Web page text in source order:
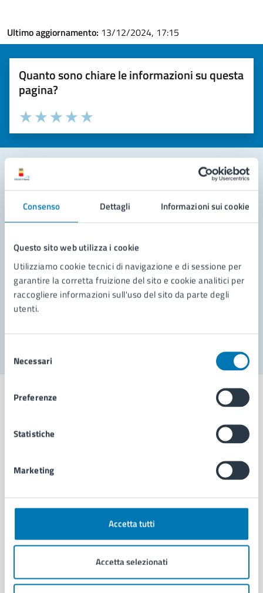
Consenso Dettagli Informazioni sui cookie
Questo sito web utilizza i cookie
Utilizziamo cookie tecnici di navigazione e di sessione per
garantire la corretta fruizione del sito e cookie analitici per
raccogliere informazioni sull'uso del sito da parte degli
utenti.
delNecessari
Preferenze
Statistiche
Marketing
Accetta tutti
Accetta selezionati
Ultimo aggiornamento: 13/12/2024, 17:15
Quanto sono chiare le informazioni su questa
pagina?
Valuta la chiarezza delle informazioni (da 1 a 5 stelle)
Seleziona il numero di stelle per valutare la chiarezza delle
Valuta 5 stelle su 5
Valuta 4 stelle su 5
Valuta 3 stelle su 5
Valuta 2 stelle su 5
Valuta 1 stelle su 5
Leggi le domande frequenti
Richiedi assistenza
Prenota appuntamento
Problemi in città
Comune di Napoli
AMMINISTRAZIONE
Organi di governo
Enti e fondazioni
Personale amministrativo